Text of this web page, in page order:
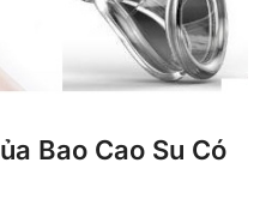
Bao Cao Su Có